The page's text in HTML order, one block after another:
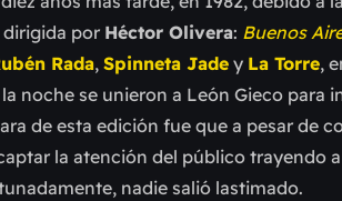
por Héctor Olivera: Buenos
Rada, Spinneta Jade y La Torre,
noche se unieron a León Gieco para
de esta edición fue que a pesar de
la atención del público trayendo
nadie salió lastimado.